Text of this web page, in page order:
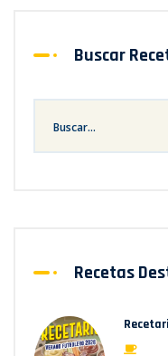
Buscar
Recetas